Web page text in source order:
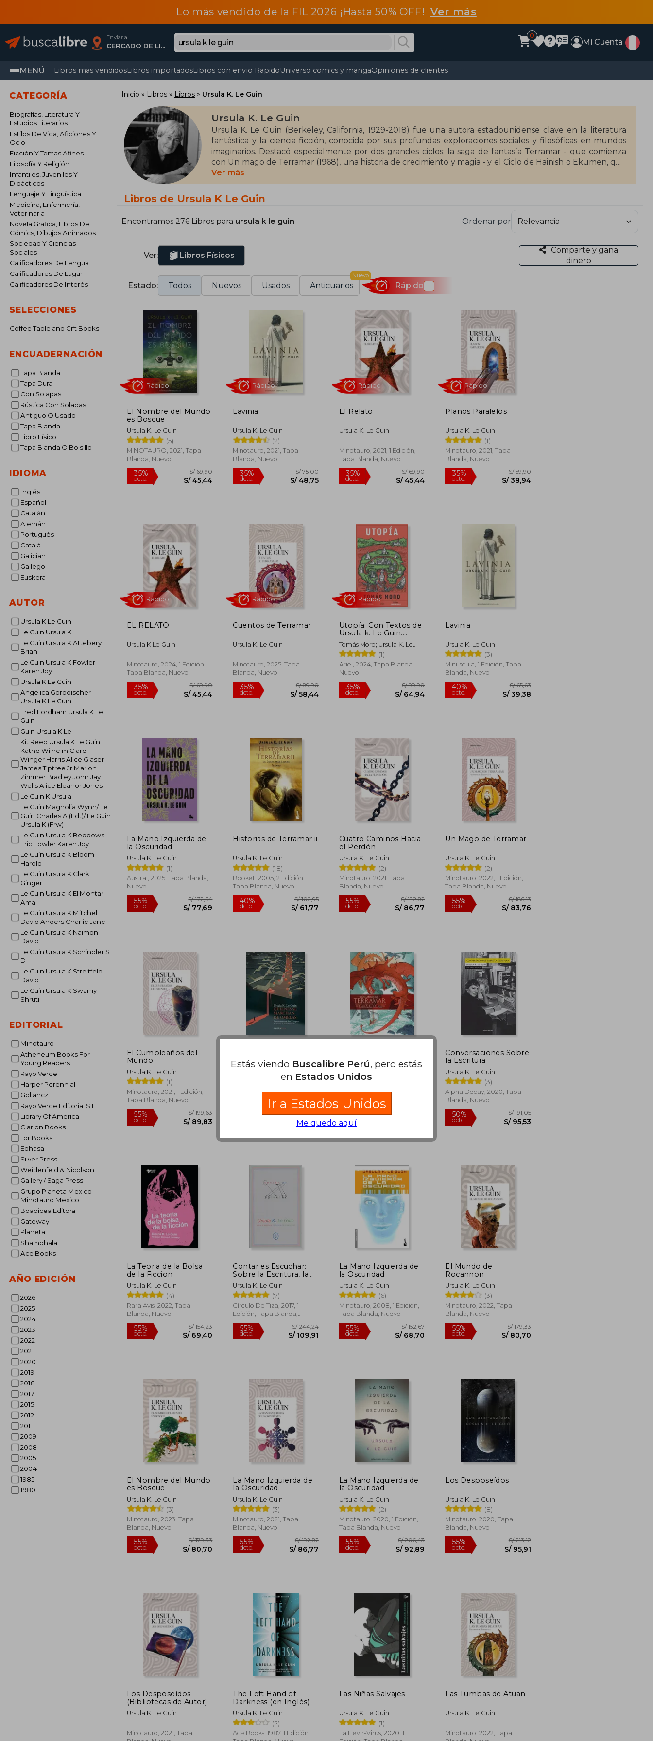
Lo más vendido de la FIL 2026 ¡Hasta 50% OFF! Ver más
Enviar a
CERCADO DE LIMA, Lima
0
Mi Cuenta
MENÚ Libros más vendidosLibros importadosLibros con envío RápidoUniverso comics y mangaOpiniones de clientes
CATEGORÍA
Biografías, Literatura Y
Estudios Literarios
Estilos De Vida, Aficiones Y
Ocio
Ficción Y Temas Afines
Filosofía Y Religión
Infantiles, Juveniles Y
Didácticos
Lenguaje Y Lingüística
Medicina, Enfermería,
Veterinaria
Novela Gráfica, Libros De
Cómics, Dibujos Animados
Sociedad Y Ciencias
Sociales
Calificadores De Lengua
Calificadores De Lugar
Calificadores De Interés
SELECCIONES
Coffee Table and Gift Books
ENCUADERNACIÓN
Tapa Blanda
Tapa Dura
Con Solapas
Rústica Con Solapas
Antiguo O Usado
Tapa Blanda
Libro Físico
Tapa Blanda O Bolsillo
IDIOMA
Inglés
Español
Catalán
Alemán
Portugués
Catalá
Galician
Gallego
Euskera
AUTOR
Ursula K Le Guin
Le Guin Ursula K
Le Guin Ursula K Attebery
Brian
Le Guin Ursula K Fowler
Karen Joy
Ursula K Le Guin|
Angelica Gorodischer
Ursula K Le Guin
Fred Fordham Ursula K Le
Guin
Guin Ursula K Le
Kit Reed Ursula K Le Guin
Kathe Wilhelm Clare
Winger Harris Alice Glaser
James Tiptree Jr Marion
Zimmer Bradley John Jay
Wells Alice Eleanor Jones
Le Guin K Ursula
Le Guin Magnolia Wynn/ Le
Guin Charles A (Edt)/ Le Guin
Ursula K (Frw)
Le Guin Ursula K Beddows
Eric Fowler Karen Joy
Le Guin Ursula K Bloom
Harold
Le Guin Ursula K Clark
Ginger
Le Guin Ursula K El Mohtar
Amal
Le Guin Ursula K Mitchell
David Anders Charlie Jane
Le Guin Ursula K Naimon
David
Le Guin Ursula K Schindler S
D
Le Guin Ursula K Streitfeld
David
Le Guin Ursula K Swamy
Shruti
EDITORIAL
Minotauro
Atheneum Books For
Young Readers
Rayo Verde
Harper Perennial
Gollancz
Rayo Verde Editorial S L
Library Of America
Clarion Books
Tor Books
Edhasa
Silver Press
Weidenfeld & Nicolson
Gallery / Saga Press
Grupo Planeta Mexico
Minotauro Mexico
Boadicea Editora
Gateway
Planeta
Shambhala
Ace Books
AÑO EDICIÓN
2026
2025
2024
2023
2022
2021
2020
2019
2018
2017
2015
2012
2011
2009
2008
2005
2004
1985
1980
Inicio Libros Libros Ursula K. Le Guin
Ursula K. Le Guin
Ursula K. Le Guin (Berkeley, California, 1929-2018) fue una autora estadounidense clave en la literatura
fantástica y la ciencia ficción, conocida por sus profundas exploraciones sociales y filosóficas en mundos
imaginarios. Destacó especialmente por dos grandes ciclos: la saga de fantasía Terramar - que comienza
con Un mago de Terramar (1968), una historia de crecimiento y magia - y el Ciclo de Hainish o Ekumen, que
incluye novelas de ciencia ficción con fuertes temáticas sociales, como La mano izquierda de la oscuridad
(1969) y Los desposeídos (1974).
Sus obras abordan temas complejos como el género, la política, el anarquismo y la ecología, con un
enfoque crítico y humanista. Fue galardonada con múltiples premios prestigiosos, entre ellos ocho Hugo,
seis Nébula y veintidós Locus, además del National Book Award y la Medalla Newbery. En 2003 fue
recibió el Premio Nobel Alternativo de Literatura.
Le Guin dejó un legado literario que combina una imaginación brillante con una reflexión profunda sobre
la condición humana y la justicia social, consolidándose como una voz imprescindible en la literatura del
siglo XX.
Ver más
Libros de Ursula K Le Guin
Encontramos 276 Libros para ursula k le guin Ordenar por
Ver: Libros Físicos
Comparte y gana
dinero
Estado: Todos Nuevos Usados Anticuarios
Nuevo
Rápido
El Nombre del Mundo
es Bosque
Ursula K. Le Guin
(5)
MINOTAURO, 2021, Tapa
Blanda, Nuevo
35%
dcto.
Rápido
Lavinia
Ursula K. Le Guin
(2)
Minotauro, 2021, Tapa
Blanda, Nuevo
35%
dcto.
Rápido
El Relato
Ursula K. Le Guin
Minotauro, 2021, 1 Edición,
Tapa Blanda, Nuevo
35%
dcto.
S/ 69,90
Planos Paralelos
Ursula K. Le Guin
(1)
Minotauro, 2021, Tapa
Blanda, Nuevo
35%
EL RELATO
Ursula K Le Guin
Minotauro, 2024, 1 Edición,
Tapa Blanda, Nuevo
35%
dcto.
Rápido
Cuentos de Terramar
Ursula K. Le Guin
Minotauro, 2025, Tapa
Blanda, Nuevo
35%
dcto.
Rápido
Utopía: Con Textos de
Ursula k. Le Guin.
Introducción de China
Miéville
Tomás Moro; Ursula K. Le
Guin
(1)
Ariel, 2024, Tapa Blanda,
Nuevo
35%
dcto.
S/ 99,90
S/ 64,94
Rápido
Lavinia
Ursula K. Le Guin
(3)
Minuscula, 1 Edición, Tapa
Blanda, Nuevo
dcto.
La Mano Izquierda de
la Oscuridad
Ursula K. Le Guin
(1)
Austral, 2025, Tapa Blanda,
Nuevo
55%
dcto.
Historias de Terramar ii
Ursula K. Le Guin
(18)
Booket, 2005, 2 Edición,
Tapa Blanda, Nuevo
40%
dcto.
S/ 102,95
S/ 61,77
Cuatro Caminos Hacia
el Perdón
Ursula K. Le Guin
(2)
Minotauro, 2021, Tapa
Blanda, Nuevo
55%
dcto.
S/ 192,82
Un Mago de Terramar
Ursula K. Le Guin
(2)
Minotauro, 2022, 1 Edición,
Tapa Blanda, Nuevo
55%
dcto.
El Cumpleaños del
Mundo
Ursula K. Le Guin
(1)
Minotauro, 2021, 1 Edición,
Tapa Blanda, Nuevo
55%
dcto.
de Omelas
Batiscafo, 2022, 1 Edición,
Tapa Dura, Nuevo
55%
Aniversario
Ursula K. Le Guin
Minotauro, 2020, Tapa
Dura, Nuevo
55%
dcto. S/ 184,24
Conversaciones Sobre
la Escritura
Ursula K. Le Guin
(3)
Alpha Decay, 2020, Tapa
Blanda, Nuevo
50%
dcto.
La Teoria de la Bolsa
de la Ficcion
Ursula K. Le Guin
(4)
Rara Avis, 2022, Tapa
Blanda, Nuevo
55%
dcto. S/ 69,40
Contar es Escuchar:
Sobre la Escritura, la
Lectura, la
Imaginación
Ursula K. Le Guin
(7)
Círculo De Tiza, 2017, 1
Edición, Tapa Blanda,
Nuevo
55%
dcto. S/ 109,91
La Mano Izquierda de
la Oscuridad
Ursula K. Le Guin
(6)
Minotauro, 2008, 1 Edición,
Tapa Blanda, Nuevo
55%
dcto. S/ 68,70
El Mundo de
Rocannon
Ursula K. Le Guin
(3)
Minotauro, 2022, Tapa
Blanda, Nuevo
dcto.
El Nombre del Mundo
es Bosque
Ursula K. Le Guin
(3)
Minotauro, 2023, Tapa
Blanda, Nuevo
55% S/ 179,33
S/ 80,70
La Mano Izquierda de
la Oscuridad
Ursula K. Le Guin
(3)
Minotauro, 2021, Tapa
Blanda, Nuevo
55%
dcto.
S/ 192,82
S/ 86,77
La Mano Izquierda de
la Oscuridad
Ursula K. Le Guin
(2)
Minotauro, 2020, 1 Edición,
Tapa Blanda, Nuevo
55% S/ 206,43
Los Desposeídos
Ursula K. Le Guin
(8)
Minotauro, 2020, Tapa
Blanda, Nuevo
Los Desposeídos
(Bibliotecas de Autor)
Ursula K. Le Guin
Minotauro, 2021, Tapa
The Left Hand of
Darkness (en Inglés)
Ursula K. Le Guin
(2)
Ace Books, 1987, 1 Edición,
Las Niñas Salvajes
Ursula K. Le Guin
(1)
La Llevir-Virus, 2020, 1
Las Tumbas de Atuan
Ursula K. Le Guin
Minotauro, 2022, Tapa
Estás viendo Buscalibre Perú, pero estás
en Estados Unidos
Ir a Estados Unidos
Me quedo aquí